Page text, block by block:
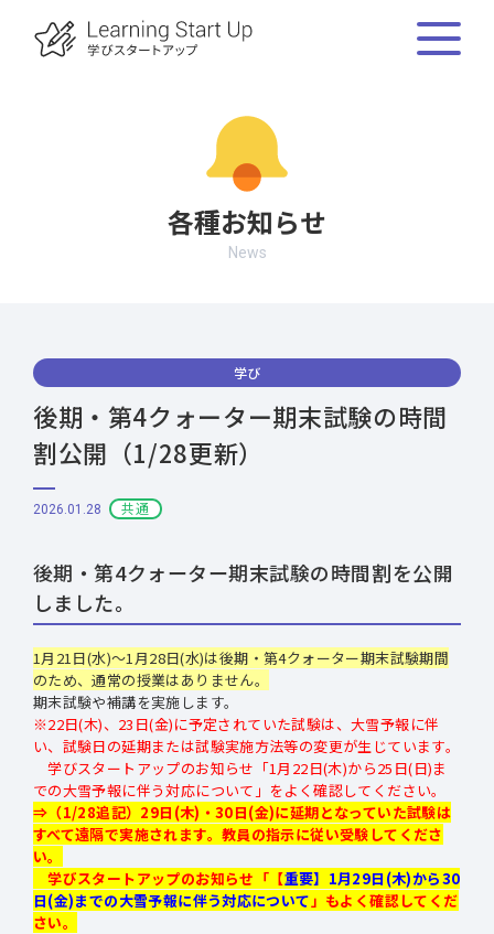
各種お知らせ
News
学び
後期・第4クォーター期末試験の時間
割公開（1/28更新）
2026.01.28 共通
後期・第4クォーター期末試験の時間割を公開
しました。
1月21日(水)～1月28日(水)は後期・第4クォーター期末試験期間
のため、通常の授業はありません。
期末試験や補講を実施します。
※22日(木)、23日(金)に予定されていた試験は、大雪予報に伴
い、試験日の延期または試験実施方法等の変更が生じています。
学びスタートアップのお知らせ 「1月22日(木)から25日(日)ま
での大雪予報に伴う対応について」 をよく確認してください。
⇒（1/28追記）29日(木)・30日(金)に延期となっていた試験は
すべて遠隔で実施されます。教員の指示に従い受験してくださ
い。
学びスタートアップのお知らせ「 【重要】1月29日(木)から30
日(金)までの大雪予報に伴う対応について」もよく確認してくだ
さい。